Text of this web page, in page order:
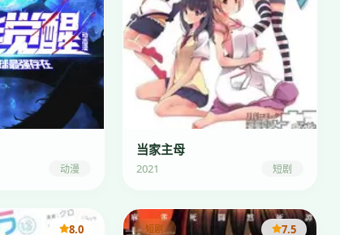
动漫
当家主母
2021 短剧
8.0 短剧 7.5